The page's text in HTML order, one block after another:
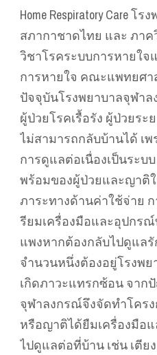
Home Respiratory Care
สภากาชาดไทย และ ภา
วิชาโรคระบบการหายใจ
การหายใจ คณะแพทยศา
ปัจจุบันโรงพยาบาลจุฬา
ผู้ป่วยโรคเรื้อรัง ผู้ป่วยร
ไม่สามารถกลับบ้านได้ เ
การดูแลต่อเนื่องเป็นระบ
พร้อมของผู้ป่วยและญาติ
ภาระทางด้านค่าใช้จ่าย
รียมเครื่องมือและอุปกร
แพงหากต้องกลับไปดูแล
จํานวนหนึ่งต้องอยู่โรงพ
เกิดภาวะแทรกซ้อน จาก
จุฬาลงกรณ์จึงจัดทําโคร
หรือญาติได้ยืมเครื่องมือ
ไปดูแลต่อที่บ้าน เช่น เตีย